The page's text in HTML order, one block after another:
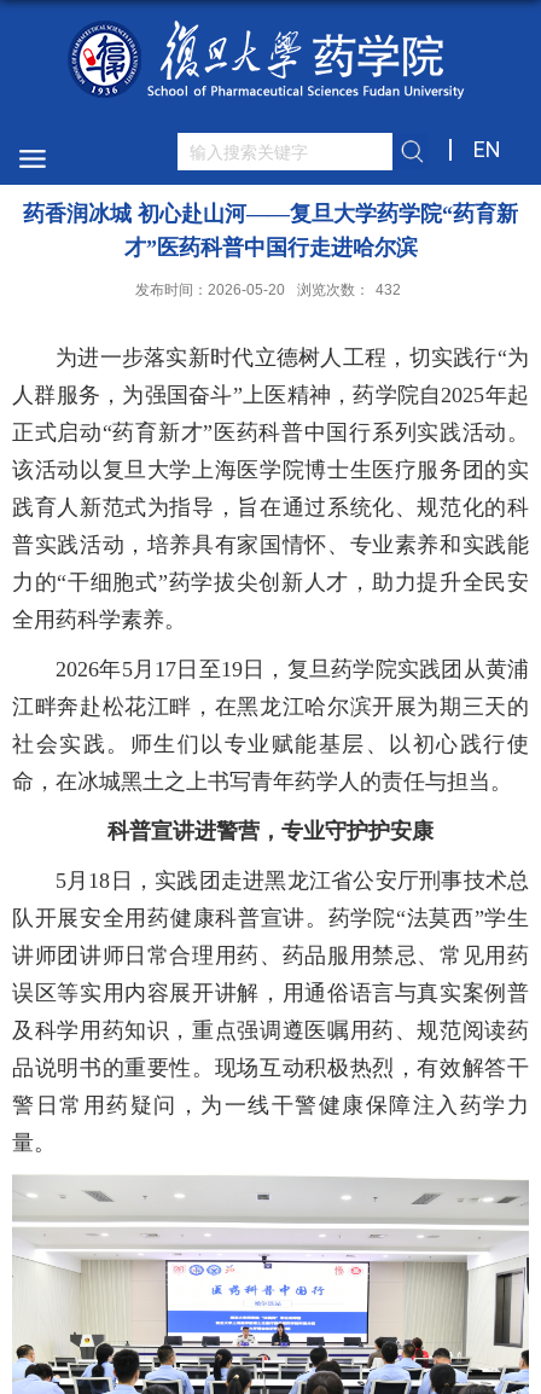
EN
药香润冰城 初心赴山河——复旦大学药学院“药育新
才”医药科普中国行走进哈尔滨
发布时间：2026-05-20 浏览次数： 432
为进一步落实新时代立德树人工程，切实践行“为
人群服务，为强国奋斗”上医精神，药学院自2025年起
正式启动“药育新才”医药科普中国行系列实践活动。
该活动以复旦大学上海医学院博士生医疗服务团的实
践育人新范式为指导，旨在通过系统化、规范化的科
普实践活动，培养具有家国情怀、专业素养和实践能
力的“干细胞式”药学拔尖创新人才，助力提升全民安
全用药科学素养。
2026年5月17日至19日，复旦药学院实践团从黄浦
江畔奔赴松花江畔，在黑龙江哈尔滨开展为期三天的
社会实践。师生们以专业赋能基层、以初心践行使
命，在冰城黑土之上书写青年药学人的责任与担当。
科普宣讲进警营，专业守护护安康
5月18日，实践团走进黑龙江省公安厅刑事技术总
队开展安全用药健康科普宣讲。药学院“法莫西”学生
讲师团讲师日常合理用药、药品服用禁忌、常见用药
误区等实用内容展开讲解，用通俗语言与真实案例普
及科学用药知识，重点强调遵医嘱用药、规范阅读药
品说明书的重要性。现场互动积极热烈，有效解答干
警日常用药疑问，为一线干警健康保障注入药学力
量。